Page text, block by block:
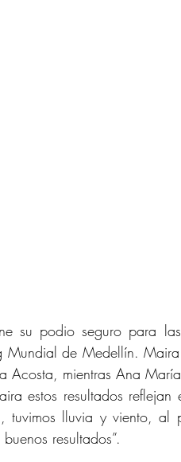
su podio seguro para
Mundial de Medellín.
Acosta, mientras Ana
estos resultados reflejan
tuvimos lluvia y viento, al
resultados”.